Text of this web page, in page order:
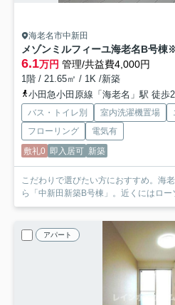
海老名市中新田
6.1万円 管理/共益費4,000円
1階 / 21.65㎡ / 1K /新築
小田急小田原線「海老名」駅 徒歩
バス・トイレ別 室内洗濯機置場
フローリング
電気有
敷礼0 即入居可 新築
こだわりで選びたい方におすすめ。海
ら「中新田新築B号棟」。近くにはロ
アパート